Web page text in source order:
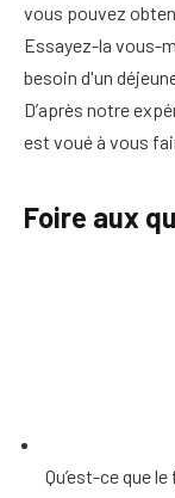
vous pouvez
Essayez-la vous-
besoin d'un
D’après notre
est voué à vous
Foire aux
Qu’est-ce que